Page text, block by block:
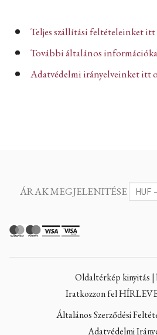
Teljes szállítási feltételeinket itt
További általános
Adatvédelmi irányelveinket itt
ÁRAK MEGJELENITÉSE
Oldaltérkép kinyitás |
Iratkozzon fel
Általános Szerződési
Adatvédelmi